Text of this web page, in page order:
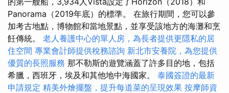
Panorama（2019年底）的標準。 在旅行期間，您可以參
加考古地點，博物館和當地景點，並享受該地方的海灘和烹
飪傳統。 老人養護中心的單人房，為長者提供更隱私的居
住空間 專業會計師提供稅務諮詢 新北市安養院，為您提供
優質的長照服務 那不勒斯的遊覽涵蓋了許多目的地，包括
希臘，西班牙，埃及和其他地中海國家。 泰國簽證的最新
申請規定 精美外燴擺盤，提升每道菜的呈現效果 按摩師資